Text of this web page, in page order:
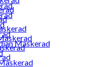
Maskerad